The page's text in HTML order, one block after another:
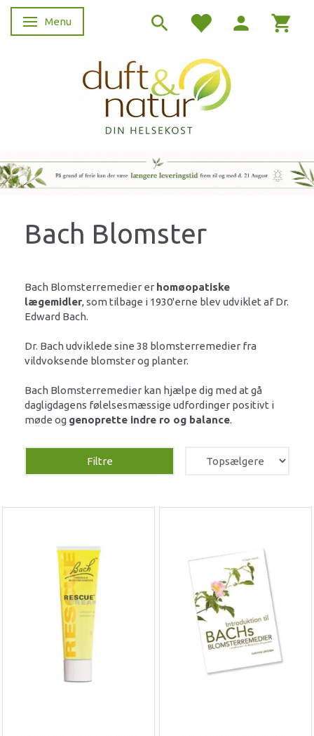
Skifte navigation
Menu
Bach Blomster
Bach Blomsterremedier er homøopatiske
lægemidler, som tilbage i 1930'erne blev udviklet af Dr.
Edward Bach.
Dr. Bach udviklede sine 38 blomsterremedier fra
vildvoksende blomster og planter.
Bach Blomsterremedier kan hjælpe dig med at gå
dagligdagens følelsesmæssige udfordinger positivt i
møde og genoprette indre ro og balance.
Filtre